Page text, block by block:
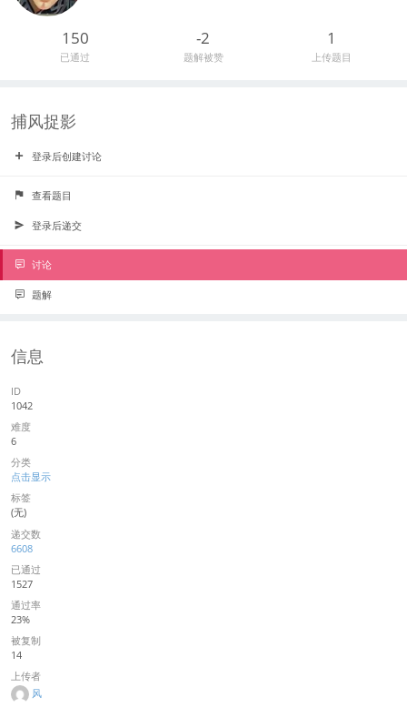
150
已通过
-2
题解被赞
1
上传题目
捕风捉影
登录后创建讨论
查看题目
登录后递交
讨论
题解
信息
ID
1042
难度
6
分类
点击显示
标签
(无)
递交数
6608
已通过
1527
通过率
23%
被复制
14
上传者
风